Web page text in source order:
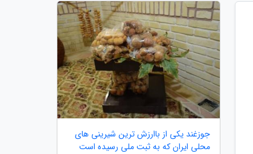
جوزغند یکی از باارزش ترین شیرینی های
محلی ایران که به ثبت ملی رسیده است